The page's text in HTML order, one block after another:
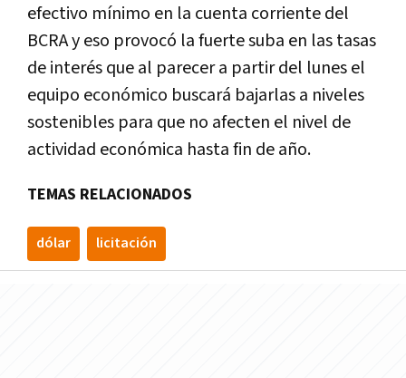
efectivo mínimo en la cuenta corriente del
BCRA y eso provocó la fuerte suba en las tasas
de interés que al parecer a partir del lunes el
equipo económico buscará bajarlas a niveles
sostenibles para que no afecten el nivel de
actividad económica hasta fin de año.
TEMAS RELACIONADOS
dólar licitación